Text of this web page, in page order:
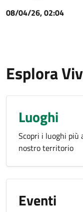
08/04/26, 02:04
Esplora
Luoghi
Scopri i luoghi
nostro territorio
Eventi